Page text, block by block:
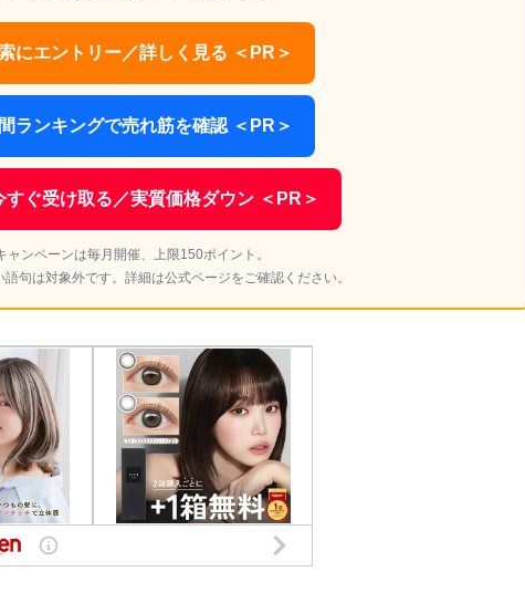
にエントリー／詳しく見る ＜PR＞
ランキングで売れ筋を確認 ＜PR＞
ぐ受け取る／実質価格ダウン ＜PR＞
ンペーンは毎月開催、上限150ポイント。
句は対象外です。詳細は公式ページをご確認ください。